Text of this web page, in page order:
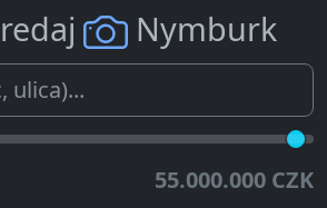
Nymburk
55.000.000 CZK